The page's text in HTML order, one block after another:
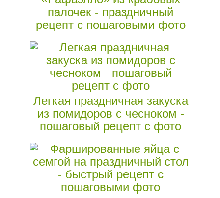
палочек - праздничный
рецепт с пошаговыми фото
Легкая праздничная закуска
из помидоров с чесноком -
пошаговый рецепт с фото